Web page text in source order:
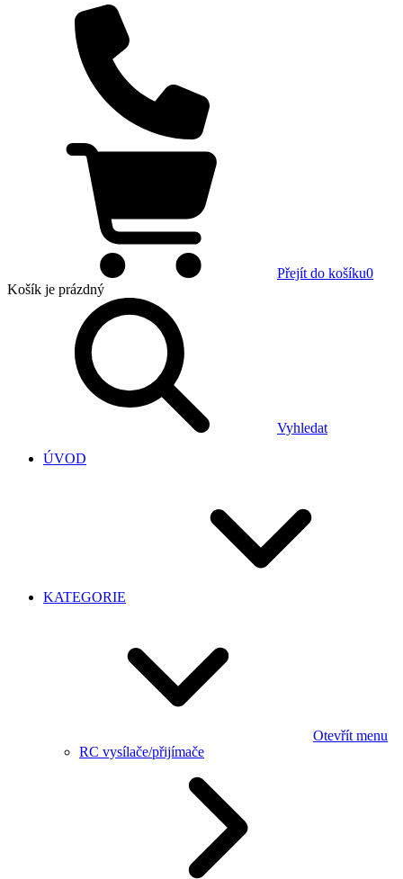
Přejít do košíku0
Košík je prázdný
Vyhledat
ÚVOD
KATEGORIE
Otevřít menu
RC vysílače/přijímače